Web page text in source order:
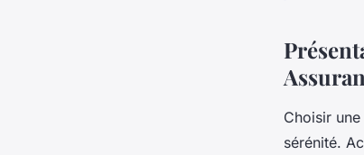
Choisir
sérénité.